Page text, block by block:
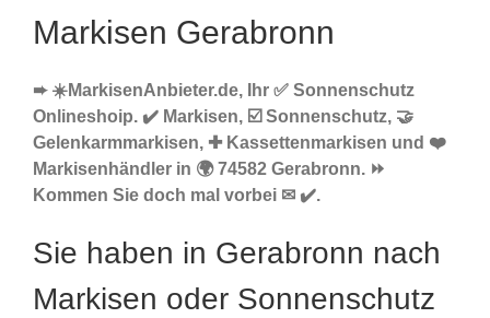
Markisen Gerabronn
➨ ☀️MarkisenAnbieter.de, Ihr ✅ Sonnenschutz
Onlineshoip. ✔️ Markisen, ☑️ Sonnenschutz, 🤝
Gelenkarmmarkisen, ✚ Kassettenmarkisen und ❤️
Markisenhändler in 🌍 74582 Gerabronn. ⏩
Kommen Sie doch mal vorbei ✉ ✔️.
Sie haben in Gerabronn nach
Markisen oder Sonnenschutz